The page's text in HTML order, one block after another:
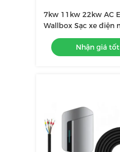
7kw 11kw 22kw AC
Wallbox Sạc xe điện
Nhận giá